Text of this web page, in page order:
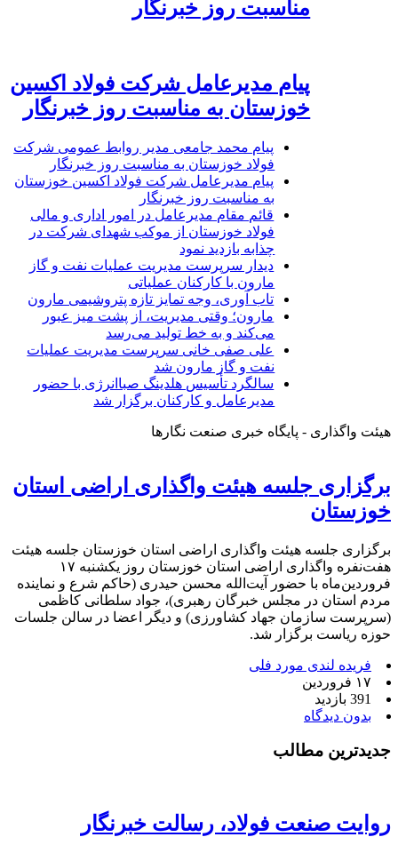
مناسبت روز خبرنگار
پیام مدیرعامل شرکت فولاد اکسین
خوزستان به مناسبت روز خبرنگار
پیام محمد جامعی مدیر روابط عمومی شرکت
فولاد خوزستان به مناسبت روز خبرنگار
پیام مدیرعامل شرکت فولاد اکسین خوزستان
به مناسبت روز خبرنگار
قائم مقام مدیرعامل در امور اداری و مالی
فولاد خوزستان از موکب شهدای شرکت در
چذابه بازدید نمود
دیدار سرپرست مدیریت عملیات نفت و گاز
مارون با کارکنان عملیاتی
تاب آوری، وجه تمایز تازه پتروشیمی مارون
مارون؛ وقتی مدیریت، از پشت میز عبور
می‌کند و به خط تولید می‌رسد
علی صفی خانی سرپرست مدیریت عملیات
نفت و گاز مارون شد
سالگرد تأسیس هلدینگ صباانرژی با حضور
مدیرعامل و کارکنان برگزار شد
هیئت واگذاری - پایگاه خبری صنعت نگارها
برگزاری جلسه هیئت واگذاری اراضی استان
خوزستان
برگزاری جلسه هیئت واگذاری اراضی استان خوزستان جلسه هیئت
هفت‌نفره واگذاری اراضی استان خوزستان روز یکشنبه ۱۷
فروردین‌ماه با حضور آیت‌الله محسن حیدری (حاکم شرع و نماینده
مردم استان در مجلس خبرگان رهبری)، جواد سلطانی کاظمی
(سرپرست سازمان جهاد کشاورزی) و دیگر اعضا در سالن جلسات
حوزه ریاست برگزار شد.
فریده لندی مورد فلی
۱۷ فروردین
391 بازدید
بدون دیدگاه
جدیدترین مطالب
روایت صنعت فولاد،‌ رسالت خبرنگار